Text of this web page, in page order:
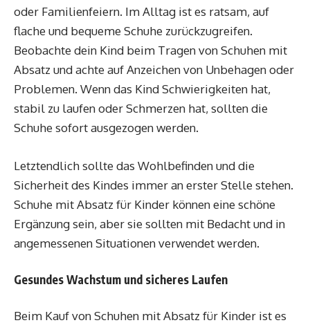
oder Familienfeiern. Im Alltag ist es ratsam, auf
flache und bequeme Schuhe zurückzugreifen.
Beobachte dein Kind beim Tragen von Schuhen mit
Absatz und achte auf Anzeichen von Unbehagen oder
Problemen. Wenn das Kind Schwierigkeiten hat,
stabil zu laufen oder Schmerzen hat, sollten die
Schuhe sofort ausgezogen werden.
Letztendlich sollte das Wohlbefinden und die
Sicherheit des Kindes immer an erster Stelle stehen.
Schuhe mit Absatz für Kinder können eine schöne
Ergänzung sein, aber sie sollten mit Bedacht und in
angemessenen Situationen verwendet werden.
Gesundes Wachstum und sicheres Laufen
Beim Kauf von Schuhen mit Absatz für Kinder ist es